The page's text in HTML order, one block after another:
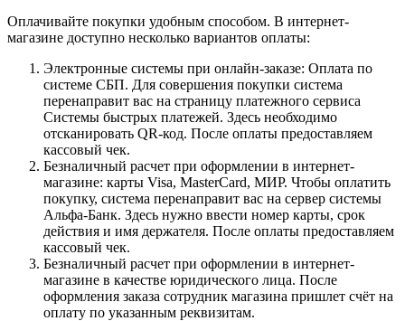
Оплачивайте покупки удобным способом. В интернет-
магазине доступно несколько вариантов оплаты:
Электронные системы при онлайн-заказе: Оплата по
системе СБП. Для совершения покупки система
перенаправит вас на страницу платежного сервиса
Системы быстрых платежей. Здесь необходимо
отсканировать QR-код. После оплаты предоставляем
кассовый чек.
Безналичный расчет при оформлении в интернет-
магазине: карты Visa, MasterCard, МИР. Чтобы оплатить
покупку, система перенаправит вас на сервер системы
Альфа-Банк. Здесь нужно ввести номер карты, срок
действия и имя держателя. После оплаты предоставляем
кассовый чек.
Безналичный расчет при оформлении в интернет-
магазине в качестве юридического лица. После
оформления заказа сотрудник магазина пришлет счёт на
оплату по указанным реквизитам.